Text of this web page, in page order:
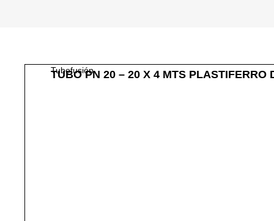
Tubofusión
TUBO PN 20 – 20 X 4 MTS PLASTIFERRO